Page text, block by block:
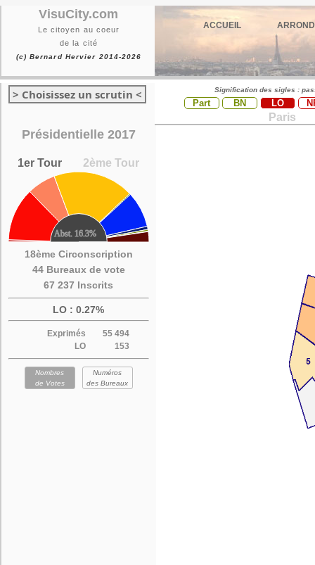
VisuCity.com
Le citoyen au coeur
de la cité
(c) Bernard Hervier 2014-2026
ACCUEIL
> Choisissez un scrutin <
Présidentielle 2017
1er Tour 2ème Tour
18ème Circonscription
44 Bureaux de vote
67 237 Inscrits
LO : 0.27%
Exprimés
55 494
LO
153
Nombres
de Votes
Numéros
des Bureaux
Signification des sigles :
Part BN LO
Paris